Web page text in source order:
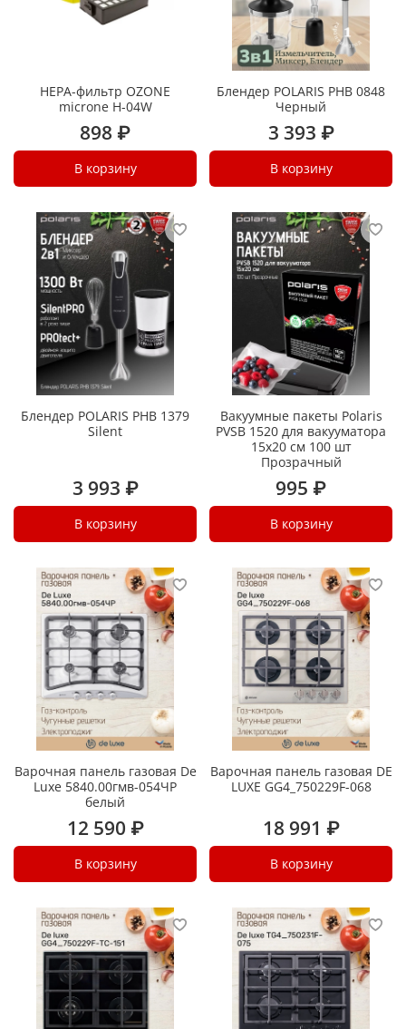
HEPA-фильтр OZONE
microne H-04W
898 ₽
В корзину
Блендер POLARIS PHB 0848
Черный
3 393 ₽
В корзину
Блендер POLARIS PHB 1379
Silent
3 993 ₽
В корзину
Вакуумные пакеты Polaris
PVSB 1520 для вакууматора
15х20 см 100 шт
Прозрачный
995 ₽
В корзину
Варочная панель газовая De
Luxe 5840.00гмв-054ЧР
белый
12 590 ₽
В корзину
Варочная панель газовая DE
LUXE GG4_750229F-068
18 991 ₽
В корзину